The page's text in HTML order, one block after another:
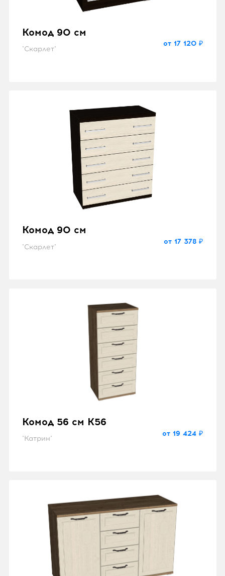
Комод 90 см
"Скарлет"
от 17 120 ₽
Комод 90 см
"Скарлет"
от 17 378 ₽
Комод 56 см K56
"Катрин"
от 19 424 ₽